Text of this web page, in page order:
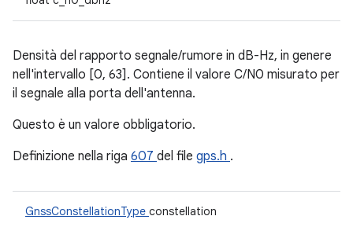
Densità del rapporto segnale/rumore in dB-Hz, in genere
nell'intervallo [0, 63]. Contiene il valore C/N0 misurato per
il segnale alla porta dell'antenna.
Questo è un valore obbligatorio.
Definizione nella riga 607 del file gps.h .
GnssConstellationType constellation